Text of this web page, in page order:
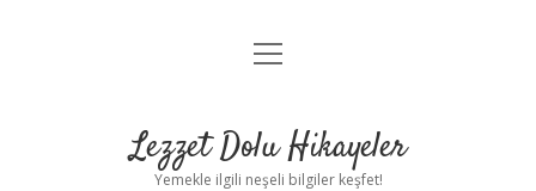
Anasayfa
Yasal Uyarı
menüyü
Lezzet Dolu Hikayeler
Yemekle ilgili neşeli bilgiler keşfet!